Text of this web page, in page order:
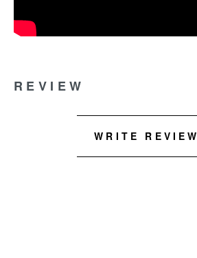
REVIEW
WRITE REVIEW